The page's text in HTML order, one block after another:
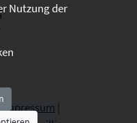
Impressum
Nutzung der